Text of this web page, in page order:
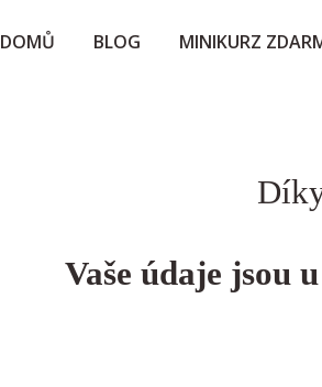
DOMŮ BLOG MINIKURZ
Vaše údaje jsou